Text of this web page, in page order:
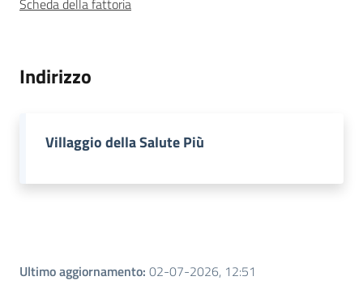
Piani programmi
Scheda della fattoria
Indirizzo
Villaggio della Salute Più
Ultimo aggiornamento: 02-07-2026, 12:51